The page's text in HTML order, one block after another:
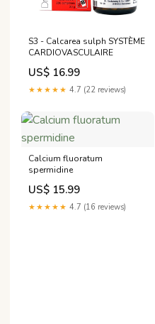
S3 - Calcarea sulph SYSTÈME
CARDIOVASCULAIRE
US$ 16.99
★★★★★ 4.7 (22 reviews)
Calcium fluoratum
spermidine
US$ 15.99
★★★★★ 4.7 (16 reviews)